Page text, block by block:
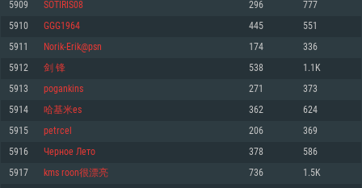
Processeur: Dual-Core 2.2 GHz
Mémoire: 4 GB
Carte graphique supportant DirectX 11: AMD Radeon 77XX / NVIDIA
GeForce GTX 660. La résolution minimale supportée par le jeu est de 720p
Connection: Connexion Internet à haut débit
Disque dur: 23.1 Go (client minimal)
Recommandée
Processeur: Core i5, minimum 2.2GHz (Les processeurs Intel Xeon ne sont
pas supportés)
Mémoire: 6 GB
Carte graphique: Intel Iris Pro 5200 (Mac), ou analogue AMD/Nvidia. La
résolution minimale supportée par le jeu est de 720p.
Connection: Connexion Internet à haut débit
Disque dur: 62,2 Go (client minimal)
Recommandée
OS: Mac OS Big Sur 11.0 ou plus récent
Processeur: Dual-Core 2.4 GHz
Mémoire: 4 GB
Carte graphique: NVIDIA 660 avec les derniers drivers (moins de 6 mois) /
de même pour AMD (La résolution minimale supportée par le jeu est de
720p)
Connection: Connexion Internet à haut débit
Disque dur: 62,2 Go (client minimal)
Recommandée
OS: Ubuntu 20.04 64bit
5909 SOTIRIS08 296 777
5910 GGG1964 445 551
5911 Norik-Erik@psn 174 336
5912 剑 锋 538 1.1K
5913 pogankins 271 373
5914 哈基米es 362 624
5915 petrcel 206 369
5916 Черное Лето 378 586
5917 kms roon很漂亮 736 1.5K